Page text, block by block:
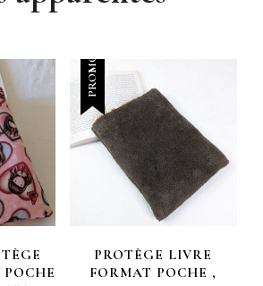
PROMO !
PROTÈGE LIVRE
FORMAT POCHE ,